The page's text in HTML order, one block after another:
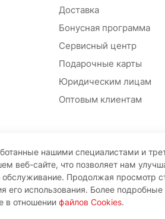
Доставка
Бонусная программа
Сервисный центр
Подарочные карты
Юридическим лицам
Оптовым клиентам
нашими специалистами и
веб-сайте, что позволяет нам
обслуживание. Продолжая просмотр
его использования. Более подробные
в отношении файлов Cookies.